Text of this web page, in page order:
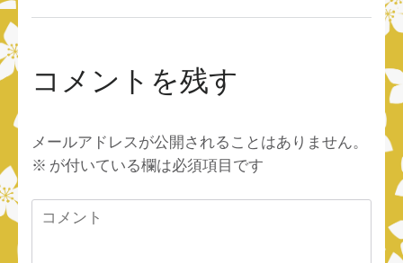
コメントを残す
メールアドレスが公開されることはありません。
※ が付いている欄は必須項目です
コ